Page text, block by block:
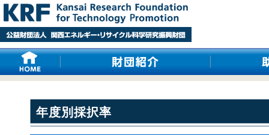
年度別採択率